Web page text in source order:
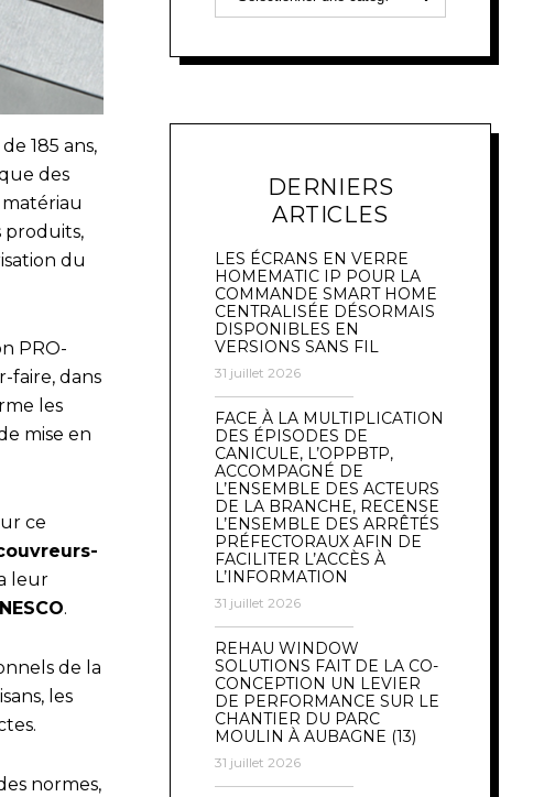
185 ans,
des
produits,
du
PRO-
faire, dans
les
mise en
ce
leur
.
de la
les
normes,
DERNIERS
ARTICLES
LES ÉCRANS EN VERRE
HOMEMATIC IP POUR LA
COMMANDE SMART HOME
CENTRALISÉE DÉSORMAIS
DISPONIBLES EN
VERSIONS SANS FIL
31 juillet 2026
FACE À LA MULTIPLICATION
DES ÉPISODES DE
CANICULE, L’OPPBTP,
ACCOMPAGNÉ DE
L’ENSEMBLE DES ACTEURS
DE LA BRANCHE, RECENSE
L’ENSEMBLE DES ARRÊTÉS
PRÉFECTORAUX AFIN DE
FACILITER L’ACCÈS À
L’INFORMATION
31 juillet 2026
REHAU WINDOW
SOLUTIONS FAIT DE LA CO-
CONCEPTION UN LEVIER
DE PERFORMANCE SUR LE
CHANTIER DU PARC
MOULIN À AUBAGNE (13)
31 juillet 2026